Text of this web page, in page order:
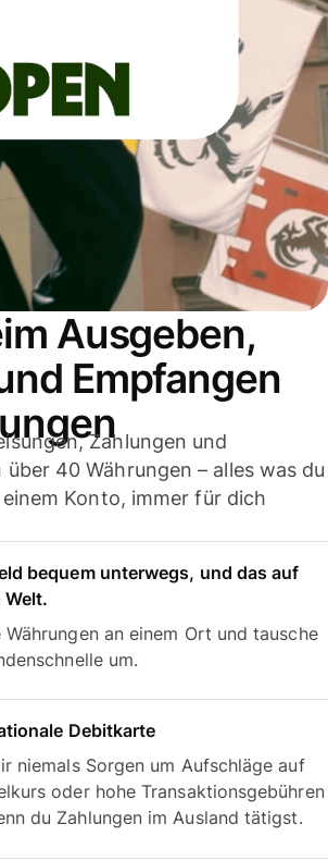
Ausgeben,
Empfangen
Zahlungen und
über 40 Währungen – alles was du
Konto, immer für dich
bequem unterwegs, und das auf
Welt.
Währungen an einem Ort und tausche
um.
Debitkarte
niemals Sorgen um Aufschläge auf
oder hohe Transaktionsgebühren
du Zahlungen im Ausland tätigst.